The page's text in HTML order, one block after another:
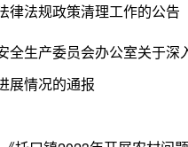
律法规政策清理工作的公告
展情况的通报